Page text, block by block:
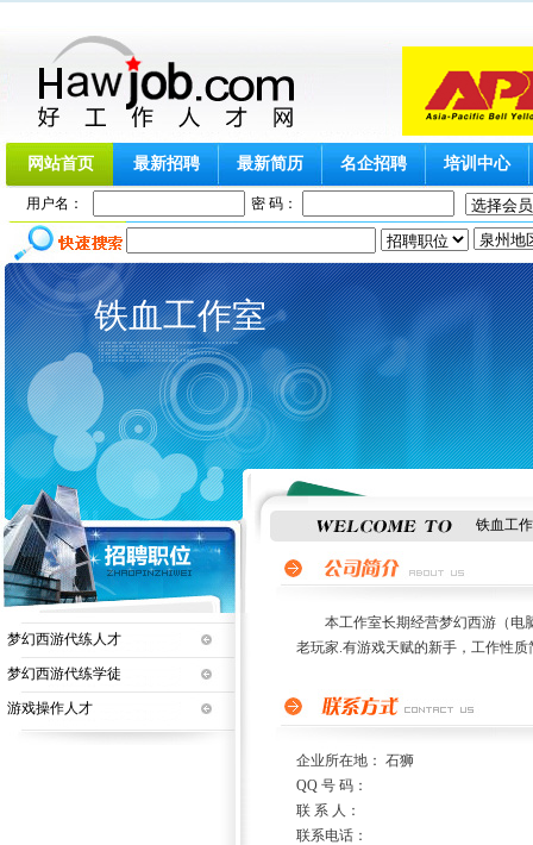
网站首页 最新招聘 最新简历 名企招聘 培训中心
用户名： 密 码：
铁血工作室
梦幻西游代练人才
梦幻西游代练学徒
游戏操作人才
铁血工
本工作室长期经营梦幻西游（电脑
老玩家.有游戏天赋的新手，工作性
企业所在地： 石狮
QQ 号 码：
联 系 人：
联系电话：